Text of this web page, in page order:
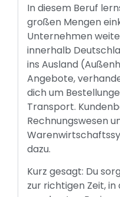
In diesem Beruf
großen Mengen
Unternehmen
innerhalb
ins Ausland
Angebote,
dich um
Transport.
Rechnungswesen
dazu.
Kurz gesagt: Du
zur richtigen Zeit,